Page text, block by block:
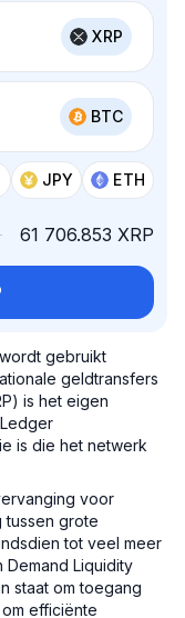
XRP
BTC
JPY ETH
61 706.853 XRP
gebruikt
geldtransfers
is het eigen
is die het netwerk
voor
tussen grote
tot veel meer
Demand Liquidity
staat om toegang
efficiënte